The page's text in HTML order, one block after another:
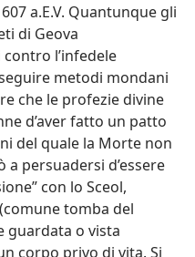
a.E.V. Quantunque gli
di Geova
l’infedele
metodi mondani
che le profezie divine
d’aver fatto un patto
del quale la Morte non
a persuadersi d’essere
con lo Sceol,
tomba del
guardata o vista
corpo privo di vita. Si